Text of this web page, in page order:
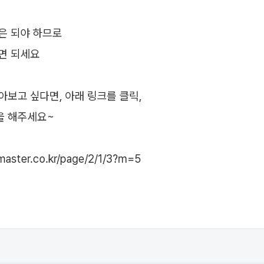
되야 하므로
되세요
보고 싶다면, 아래 링크를 클릭,
해주세요~